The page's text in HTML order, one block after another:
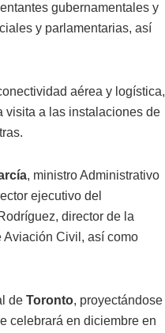
gubernamentales y
y parlamentarias, así
aérea y logística,
visita a las instalaciones de
, ministro Administrativo
ejecutivo del
director de la
Aviación Civil, así como
de Toronto, proyectándose
celebrará en diciembre en